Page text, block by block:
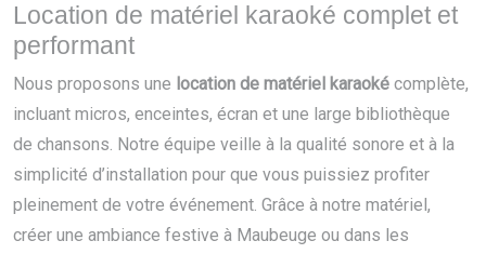
Location de matériel karaoké complet et
performant
Nous proposons une location de matériel karaoké complète,
incluant micros, enceintes, écran et une large bibliothèque
de chansons. Notre équipe veille à la qualité sonore et à la
simplicité d’installation pour que vous puissiez profiter
pleinement de votre événement. Grâce à notre matériel,
créer une ambiance festive à Maubeuge ou dans les